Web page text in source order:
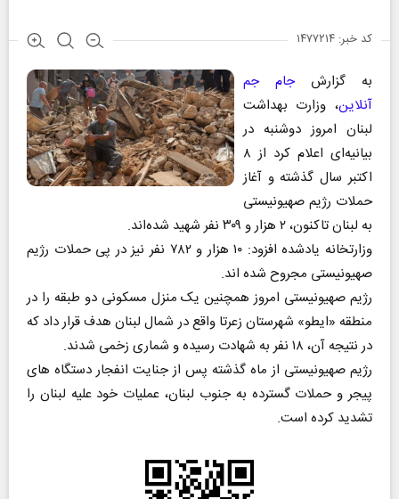
کد خبر: ۱۴۷۷۲۱۴
به گزارشجام جم
آنلاین، وزارت بهداشت
لبنان امروز دوشنبه در
بیانیه‌ای اعلام کرد از ۸
اکتبر سال گذشته و آغاز
حملات رژیم صهیونیستی
به لبنان تاکنون، ۲ هزار و ۳۰۹ نفر شهید شده‌اند.
وزارتخانه یادشده افزود: ۱۰ هزار و ۷۸۲ نفر نیز در پی حملات رژیم
صهیونیستی مجروح شده اند.
رژیم صهیونیستی امروز همچنین یک منزل مسکونی دو طبقه را در
منطقه «ایطو» شهرستان زعرتا واقع در شمال لبنان هدف قرار داد که
در نتیجه آن، ۱۸ نفر به شهادت رسیده و شماری زخمی شدند.
رژیم صهیونیستی از ماه گذشته پس از جنایت انفجار دستگاه های
پیجر و حملات گسترده به جنوب لبنان، عملیات خود علیه لبنان را
تشدید کرده است.